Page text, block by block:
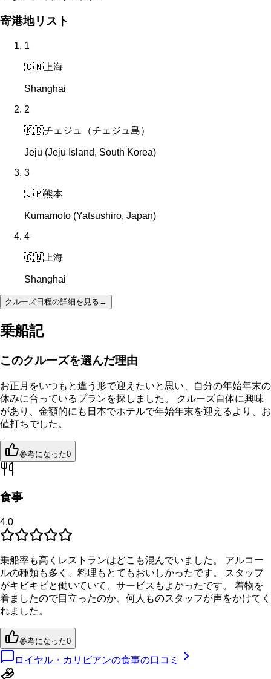
寄港地リスト
1
🇨🇳 上海
Shanghai
2
🇰🇷チェジュ（チェジュ島）
Jeju (Jeju Island, South Korea)
3
🇯🇵熊本
Kumamoto (Yatsushiro, Japan)
4
🇨🇳 上海
Shanghai
クルーズ日程の詳細を見る →
乗船記
このクルーズを選んだ理由
お正月をいつもと違う形で迎えたいと思い、自分の年始年末の
休みに合っているプランを探しました。 クルーズ自体に興味
があり、金額的にも日本でホテルで年始年末を迎えるより、お
値打ちでした。
参考になった0
食事
4.0
乗船率も高くレストランはどこも混んでいました。 アルコー
ルの種類も多く、料理もとてもおいしかったです。 スタッフ
がキビキビと働いていて、サービスもよかったです。 着物を
着ましたので目立ったのか、何人ものスタッフが声をかけてく
れました。
参考になった0
ロイヤル・カリビアンの食事の口コミ